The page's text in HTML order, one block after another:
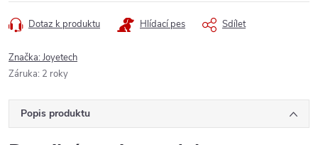
Dotaz k produktu Hlídací pes Sdílet
Značka:Joyetech
Záruka: 2 roky
Popis produktu